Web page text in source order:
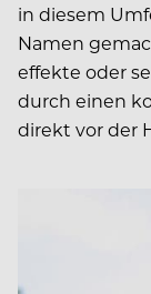
in diesem
Namen
effekte oder
durch einen
direkt vor der